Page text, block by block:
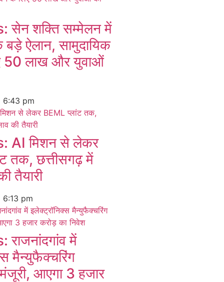
सेन शक्ति सम्मेलन में
ऐलान, सामुदायिक
50 लाख और युवाओं
6:43 pm
AI मिशन से लेकर
तक, छत्तीसगढ़ में
तैयारी
6:13 pm
में
मैन्युफैक्चरिंग
आएगा 3 हजार